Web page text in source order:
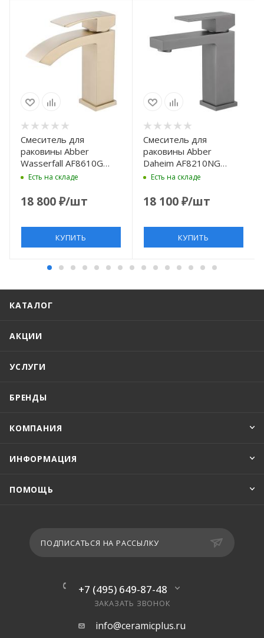
Смеситель для
раковины Abber
Wasserfall AF8610G
золотой матовый
Есть на складе
18 800₽/шт
КУПИТЬ
Смеситель для
раковины Abber
Daheim AF8210NG
никель
Есть на складе
18 100₽/шт
КУПИТЬ
КАТАЛОГ
АКЦИИ
УСЛУГИ
БРЕНДЫ
КОМПАНИЯ
ИНФОРМАЦИЯ
ПОМОЩЬ
ПОДПИСАТЬСЯ НА РАССЫЛКУ
+7 (495) 649-87-48
ЗАКАЗАТЬ ЗВОНОК
info@ceramicplus.ru